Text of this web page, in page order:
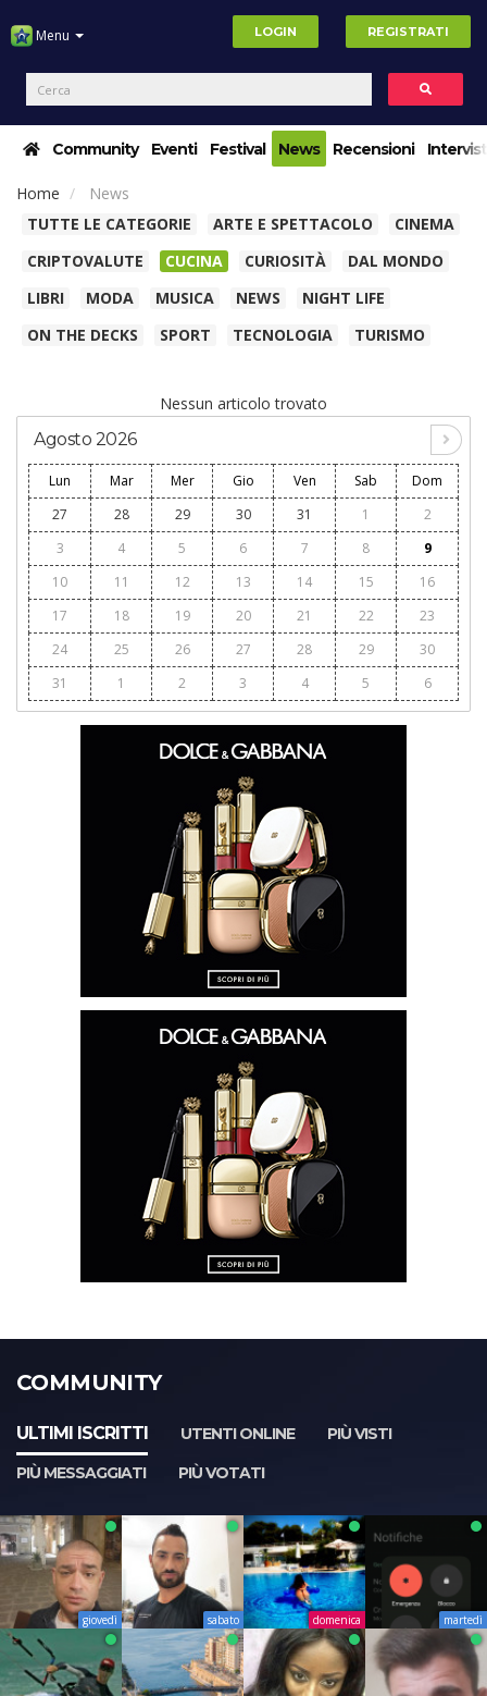
Menu LOGIN REGISTRATI
Community Eventi Festival News Recensioni
Home
News
TUTTE LE CATEGORIE
ARTE E SPETTACOLO
CINEMA
CRIPTOVALUTE
CUCINA CURIOSITÀ
DAL MONDO
LIBRI
MODA MUSICA NEWS
NIGHT LIFE
ON THE DECKS
SPORT TECNOLOGIA TURISMO
Nessun articolo trovato
Agosto 2026
Lun Mar Mer Gio Ven Sab
Dom
27
28 29 30 31 1
2
3
4 5 6 7 8
9
10
11 12 13 14 15
16
17
18 19 20 21 22
23
24
25 26 27 28 29
30
31
1 2 3 4 5 6
COMMUNITY
ULTIMI ISCRITTI UTENTI ONLINE
PIÙ VISTI
PIÙ MESSAGGIATI
PIÙ VOTATI
giovedì sabato domenica martedì